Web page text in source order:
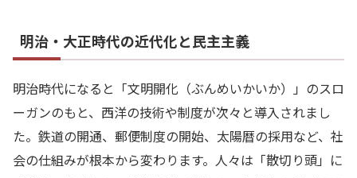
明治・大正時代の近代化と民主主義
明治時代になると「文明開化（ぶんめいかいか）」のスロ
ーガンのもと、西洋の技術や制度が次々と導入されまし
た。鉄道の開通、郵便制度の開始、太陽暦の採用など、社
会の仕組みが根本から変わります。人々は「散切り頭」に